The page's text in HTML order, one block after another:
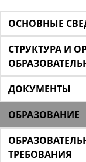
ОСНОВНЫЕ
СТРУКТУРА И
ДОКУМЕНТЫ
ОБРАЗОВАНИЕ
ТРЕБОВАНИЯ